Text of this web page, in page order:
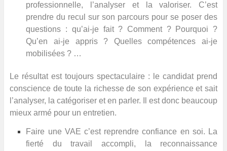
professionnelle, l’analyser et la valoriser. C’est
prendre du recul sur son parcours pour se poser des
questions : qu’ai-je fait ? Comment ? Pourquoi ?
Qu’en ai-je appris ? Quelles compétences ai-je
mobilisées ? …
Le résultat est toujours spectaculaire : le candidat prend
conscience de toute la richesse de son expérience et sait
l’analyser, la catégoriser et en parler. Il est donc beaucoup
mieux armé pour un entretien.
Faire une VAE c’est reprendre confiance en soi. La
fierté du travail accompli, la reconnaissance